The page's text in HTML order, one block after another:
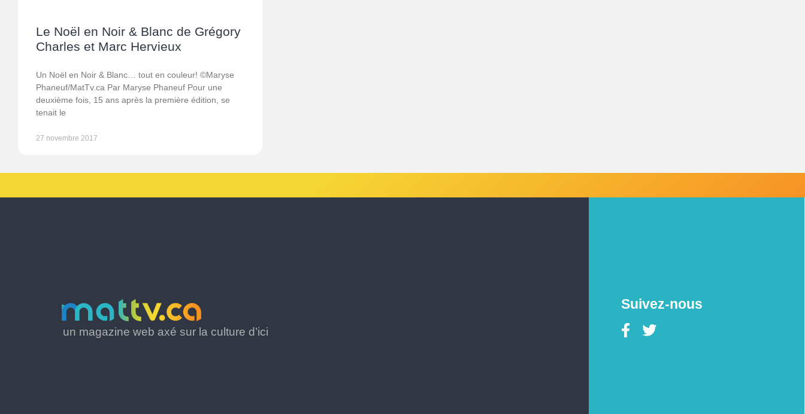
Le Noël en Noir & Blanc de Grégory
Charles et Marc Hervieux
Un Noël en Noir & Blanc… tout en couleur! ©Maryse
Phaneuf/MatTv.ca Par Maryse Phaneuf Pour une
deuxième fois, 15 ans après la première édition, se
tenait le
27 novembre 2017
un magazine web axé sur la culture d’ici
Suivez-nous